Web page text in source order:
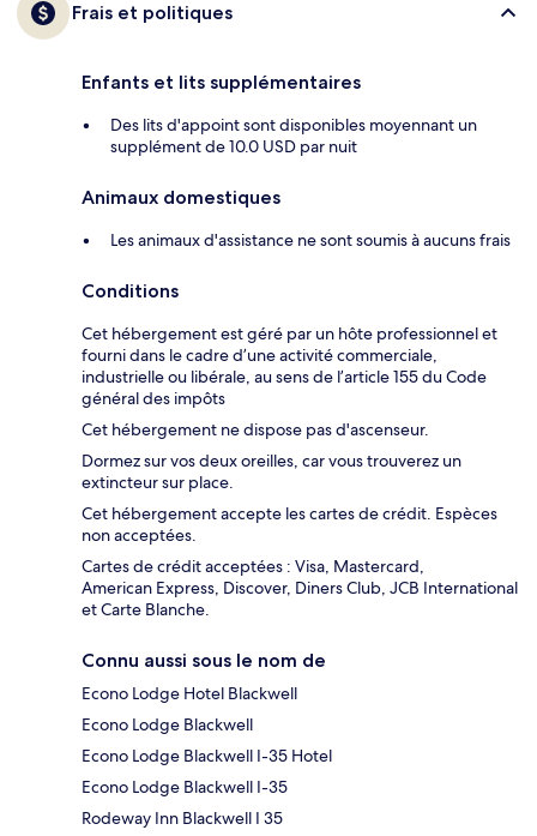
Frais et politiques
Enfants et lits supplémentaires
Des lits d'appoint sont disponibles moyennant un
supplément de 10.0 USD par nuit
Animaux domestiques
Les animaux d'assistance ne sont soumis à aucuns frais
Conditions
Cet hébergement est géré par un hôte professionnel et
fourni dans le cadre d’une activité commerciale,
industrielle ou libérale, au sens de l’article 155 du Code
général des impôts
Cet hébergement ne dispose pas d'ascenseur.
Dormez sur vos deux oreilles, car vous trouverez un
extincteur sur place.
Cet hébergement accepte les cartes de crédit. Espèces
non acceptées.
Cartes de crédit acceptées : Visa, Mastercard,
American Express, Discover, Diners Club, JCB International
et Carte Blanche.
Connu aussi sous le nom de
Econo Lodge Hotel Blackwell
Econo Lodge Blackwell
Econo Lodge Blackwell I-35 Hotel
Econo Lodge Blackwell I-35
Rodeway Inn Blackwell I 35